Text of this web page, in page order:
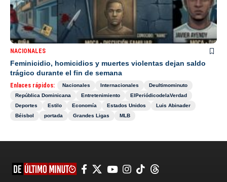
NACIONALES
Feminicidio, homicidios y muertes violentas dejan saldo
trágico durante el fin de semana
Enlaces rápidos: Nacionales Internacionales
Deultimominuto
República Dominicana
Entretenimiento
ElPeriódicodelaVerdad
Deportes
Estilo Economía Estados Unidos
Luis Abinader
Béisbol
portada Grandes Ligas MLB